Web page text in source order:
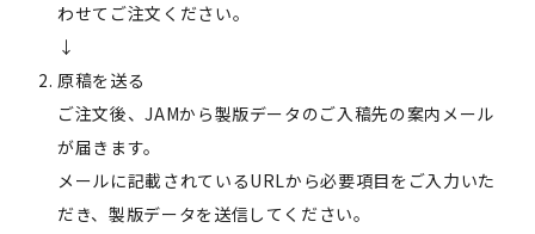
わせてご注文ください。
↓
原稿を送る
ご注文後、JAMから製版データのご入稿先の案内メール
が届きます。
メールに記載されているURLから必要項目をご入力いた
だき、製版データを送信してください。